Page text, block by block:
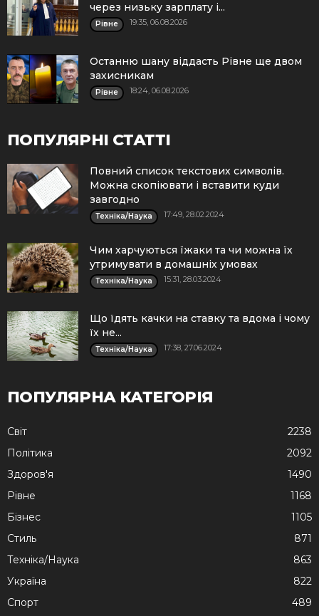
через низьку зарплату і...
Рівне 19:35, 06.08.2026
Останню шану віддасть Рівне ще двом
захисникам
Рівне 18:24, 06.08.2026
ПОПУЛЯРНІ СТАТТІ
Повний список текстових символів.
Можна скопіювати і вставити куди
завгодно
Техніка/Наука 17:49, 28.02.2024
Чим харчуються їжаки та чи можна їх
утримувати в домашніх умовах
Техніка/Наука 15:31, 28.03.2024
Що їдять качки на ставку та вдома і чому
їх не...
Техніка/Наука 17:38, 27.06.2024
ПОПУЛЯРНА КАТЕГОРІЯ
Cвіт
2238
Політика
2092
Здоров'я
1490
Рівне
1168
Бізнес
1105
Стиль
871
Техніка/Наука
863
Україна
822
Спорт
489